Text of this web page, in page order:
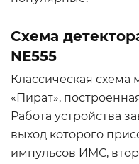
Схема
NE555
Классическая схема
«Пират»,
Работа устройства
выход которого
импульсов ИМС,